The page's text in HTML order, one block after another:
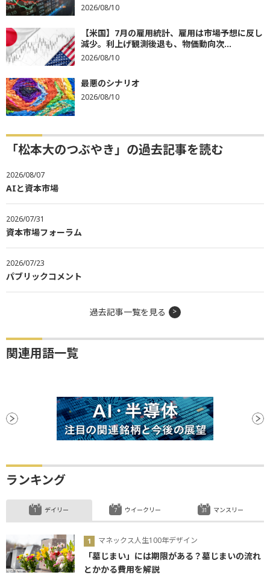
2026/08/10
【米国】7月の雇用統計、雇用は市場予想に反し
減少。利上げ観測後退も、物価動向次...
2026/08/10
最悪のシナリオ
2026/08/10
「松本大のつぶやき」の過去記事を読む
2026/08/07
AIと資本市場
2026/07/31
資本市場フォーラム
2026/07/23
パブリックコメント
過去記事一覧を見る
関連用語一覧
ランキング
デイリー
マネックス人生100年デザイン
「墓じまい」には期限がある？墓じまいの流れ
とかかる費用を解説
ウイークリー マンスリー